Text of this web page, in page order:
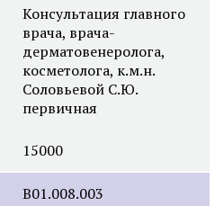
Консультация главного
врача, врача-
дерматовенеролога,
косметолога, к.м.н.
Соловьевой С.Ю.
первичная
15000
B01.008.003